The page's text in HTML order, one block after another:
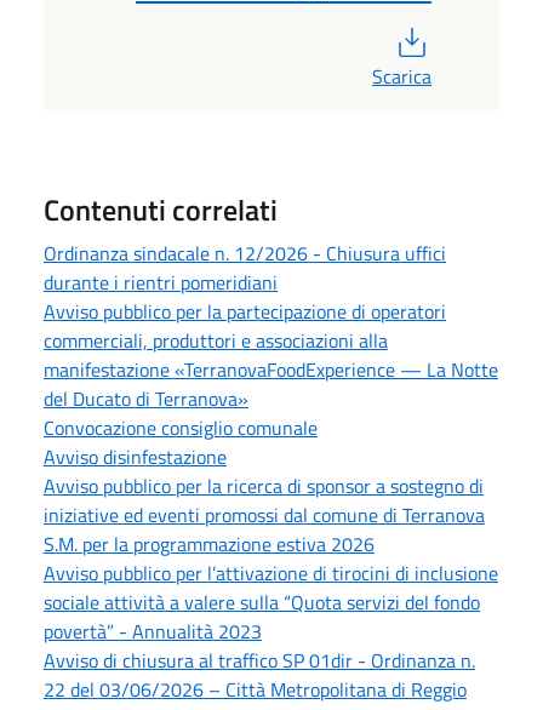
Scarica
Contenuti correlati
Ordinanza sindacale n. 12/2026 - Chiusura uffici
durante i rientri pomeridiani
Avviso pubblico per la partecipazione di operatori
commerciali, produttori e associazioni alla
manifestazione «TerranovaFoodExperience — La Notte
del Ducato di Terranova»
Convocazione consiglio comunale
Avviso disinfestazione
Avviso pubblico per la ricerca di sponsor a sostegno di
iniziative ed eventi promossi dal comune di Terranova
S.M. per la programmazione estiva 2026
Avviso pubblico per l’attivazione di tirocini di inclusione
sociale attività a valere sulla “Quota servizi del fondo
povertà” - Annualità 2023
Avviso di chiusura al traffico SP 01dir - Ordinanza n.
22 del 03/06/2026 – Città Metropolitana di Reggio